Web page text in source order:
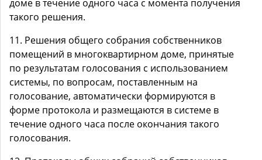
доме в течение одного часа с момента получения
такого решения.
11. Решения общего собрания собственников
помещений в многоквартирном доме, принятые
по результатам голосования с использованием
системы, по вопросам, поставленным на
голосование, автоматически формируются в
форме протокола и размещаются в системе в
течение одного часа после окончания такого
голосования.